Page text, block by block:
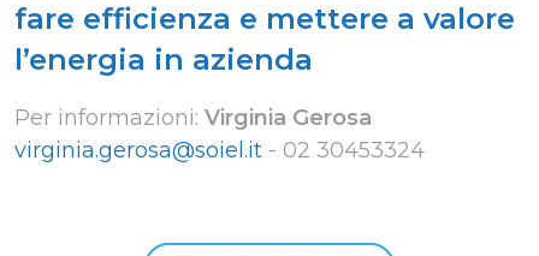
fare efficienza e mettere a valore
l’energia in azienda
Per informazioni: Virginia Gerosa
virginia.gerosa@soiel.it - 02 30453324